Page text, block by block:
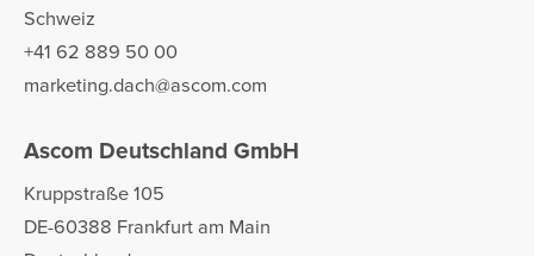
Schweiz
+41 62 889 50 00
marketing.dach@ascom.com
Ascom Deutschland GmbH
Kruppstraße 105
DE-60388 Frankfurt am Main